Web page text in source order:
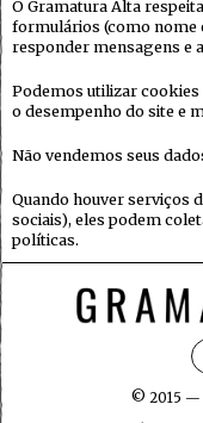
O Gramatura Alta
formulários (como nome
responder mensagens e
Podemos utilizar
o desempenho do site e
Não vendemos seus
Quando houver serviços
sociais), eles podem
políticas.
© 2015 —